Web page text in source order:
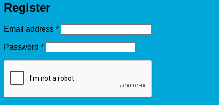
Register
Email address *Required
Password *Required